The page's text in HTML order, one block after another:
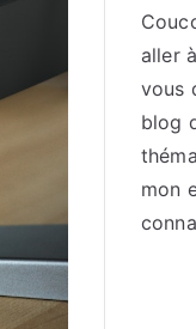
aller
vous
blog
mon